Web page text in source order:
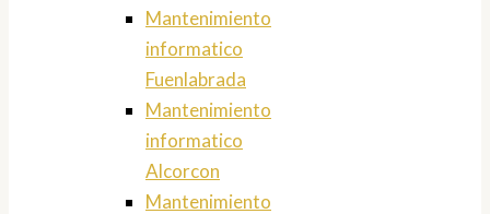
Mantenimiento
informatico
Fuenlabrada
Mantenimiento
informatico
Alcorcon
Mantenimiento